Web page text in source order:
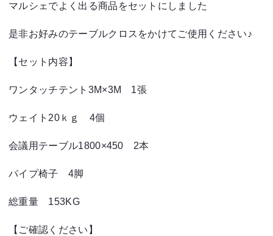
マルシェでよく出る商品をセットにしました
是非お好みのテーブルクロスをかけてご使用ください♪
【セット内容】
ワンタッチテント3M×3M 1張
ウェイト20ｋｇ 4個
会議用テーブル1800×450 2本
パイプ椅子 4脚
総重量 153KG
【ご確認ください】